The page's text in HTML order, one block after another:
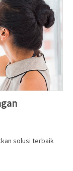
solusi terbaik